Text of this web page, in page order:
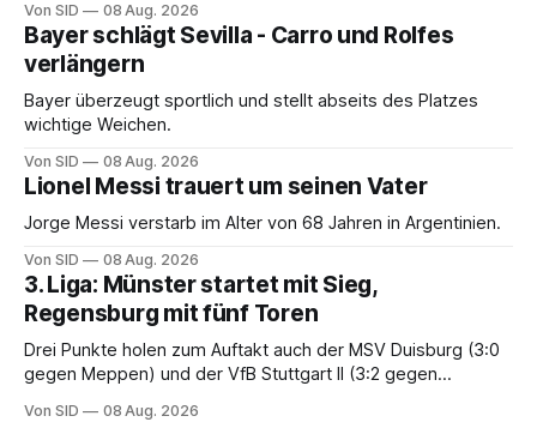
Von SID 08 Aug. 2026
Bayer schlägt Sevilla - Carro und Rolfes
verlängern
Bayer überzeugt sportlich und stellt abseits des Platzes
wichtige Weichen.
Von SID 08 Aug. 2026
Lionel Messi trauert um seinen Vater
Jorge Messi verstarb im Alter von 68 Jahren in Argentinien.
Von SID 08 Aug. 2026
3. Liga: Münster startet mit Sieg,
Regensburg mit fünf Toren
Drei Punkte holen zum Auftakt auch der MSV Duisburg (3:0
gegen Meppen) und der VfB Stuttgart II (3:2 gegen
Von SID 08 Aug. 2026